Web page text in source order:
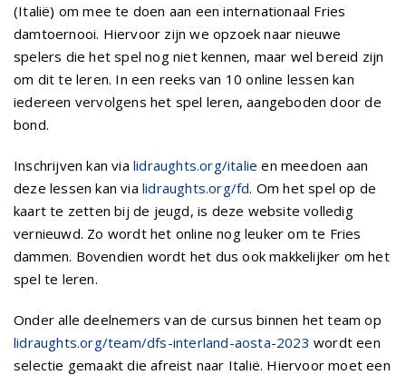
(Italië) om mee te doen aan een internationaal Fries
damtoernooi. Hiervoor zijn we opzoek naar nieuwe
spelers die het spel nog niet kennen, maar wel bereid zijn
om dit te leren. In een reeks van 10 online lessen kan
iedereen vervolgens het spel leren, aangeboden door de
bond.
Inschrijven kan via lidraughts.org/italie en meedoen aan
deze lessen kan via lidraughts.org/fd. Om het spel op de
kaart te zetten bij de jeugd, is deze website volledig
vernieuwd. Zo wordt het online nog leuker om te Fries
dammen. Bovendien wordt het dus ook makkelijker om het
spel te leren.
Onder alle deelnemers van de cursus binnen het team op
lidraughts.org/team/dfs-interland-aosta-2023 wordt een
selectie gemaakt die afreist naar Italië. Hiervoor moet een